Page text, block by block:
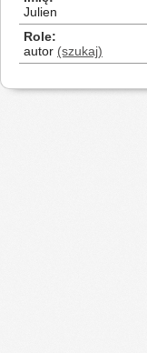
Julien
Role
autor (szukaj)